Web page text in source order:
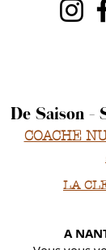
De Saison -
COACHE
LA
A